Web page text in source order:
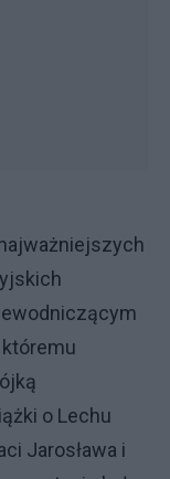
o Lechu
Jarosława i